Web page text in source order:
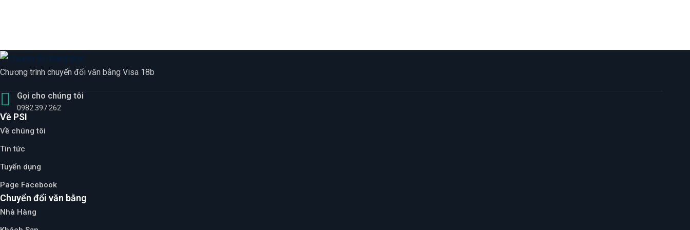
Chương trình chuyển đổi văn bằng Visa 18b
Gọi cho chúng tôi
0982.397.262
Về PSI
Về chúng tôi
Tin tức
Tuyển dụng
Page Facebook
Chuyển đổi văn bằng
Nhà Hàng